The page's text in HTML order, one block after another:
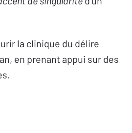
la clinique du délire
en prenant appui sur des